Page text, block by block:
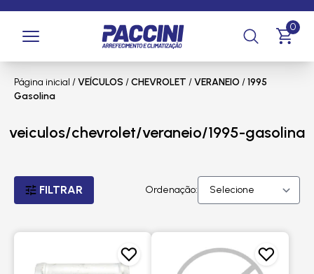
0
Página inicial /VEÍCULOS /CHEVROLET /VERANEIO /1995
Gasolina
veiculos/chevrolet/veraneio/1995-gasolina
FILTRAR Ordenação: